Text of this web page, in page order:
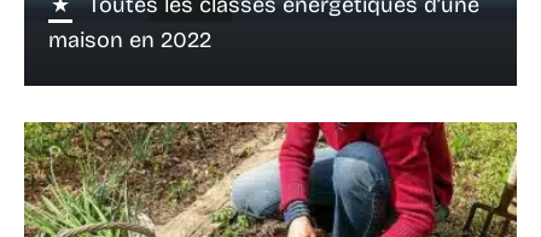
maison en 2022